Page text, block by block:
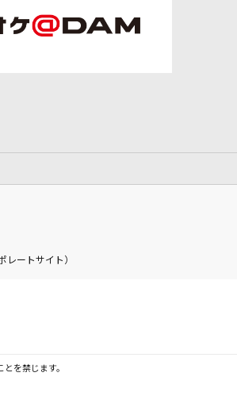
レートサイト）
を禁じます。